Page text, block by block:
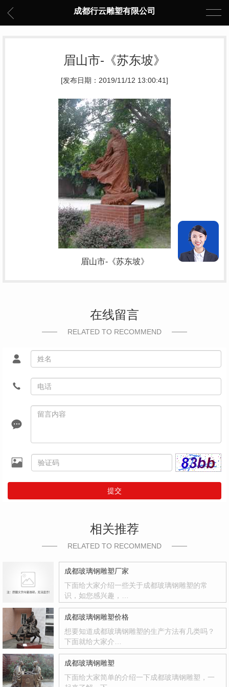
成都行云雕塑有限公司
眉山市-《苏东坡》
[发布日期：2019/11/12 13:00:41]
眉山市-《苏东坡》
在线留言
RELATED TO RECOMMEND
提交
相关推荐
RELATED TO RECOMMEND
成都玻璃钢雕塑厂家
下面给大家介绍一些关于成都玻璃钢雕塑的常
识，如您感兴趣，…
成都玻璃钢雕塑价格
想要知道成都玻璃钢雕塑的生产方法有几类吗？
下面就给大家介…
成都玻璃钢雕塑
下面给大家简单的介绍一下成都玻璃钢雕塑，一